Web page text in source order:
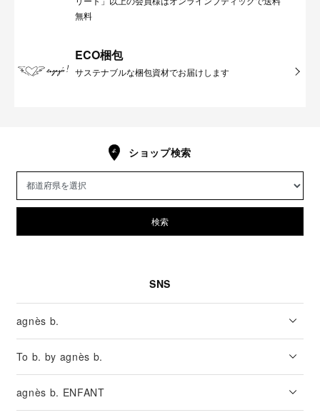
無料
ECO梱包
サステナブルな梱包資材でお届けします
ショップ検索
検索
SNS
agnès b.
To b. by agnès b.
agnès b. ENFANT